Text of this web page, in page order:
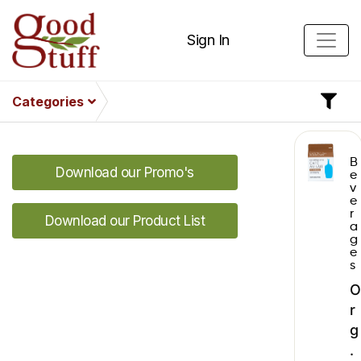
Sign In
Categories
Download our Promo's
Download our Product List
B
e
v
e
r
a
g
e
s
O
r
g
.